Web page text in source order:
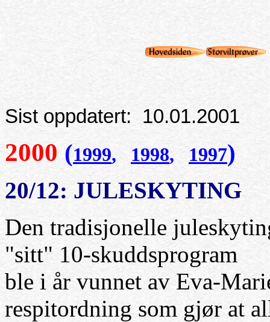
Sist oppdatert: 10.01.2001
2000 (1999, 1998, 1997)
20/12: JULESKYTING
Den tradisjonelle
"sitt" 10-skuddsprogram
ble i år vunnet av Eva-
respitordning som gjør at